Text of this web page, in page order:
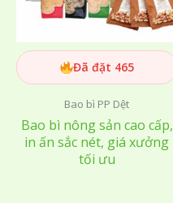
Đã đặt 465
Bao bì PP Dệt
Bao bì nông sản cao cấp,
in ấn sắc nét, giá xưởng
tối ưu